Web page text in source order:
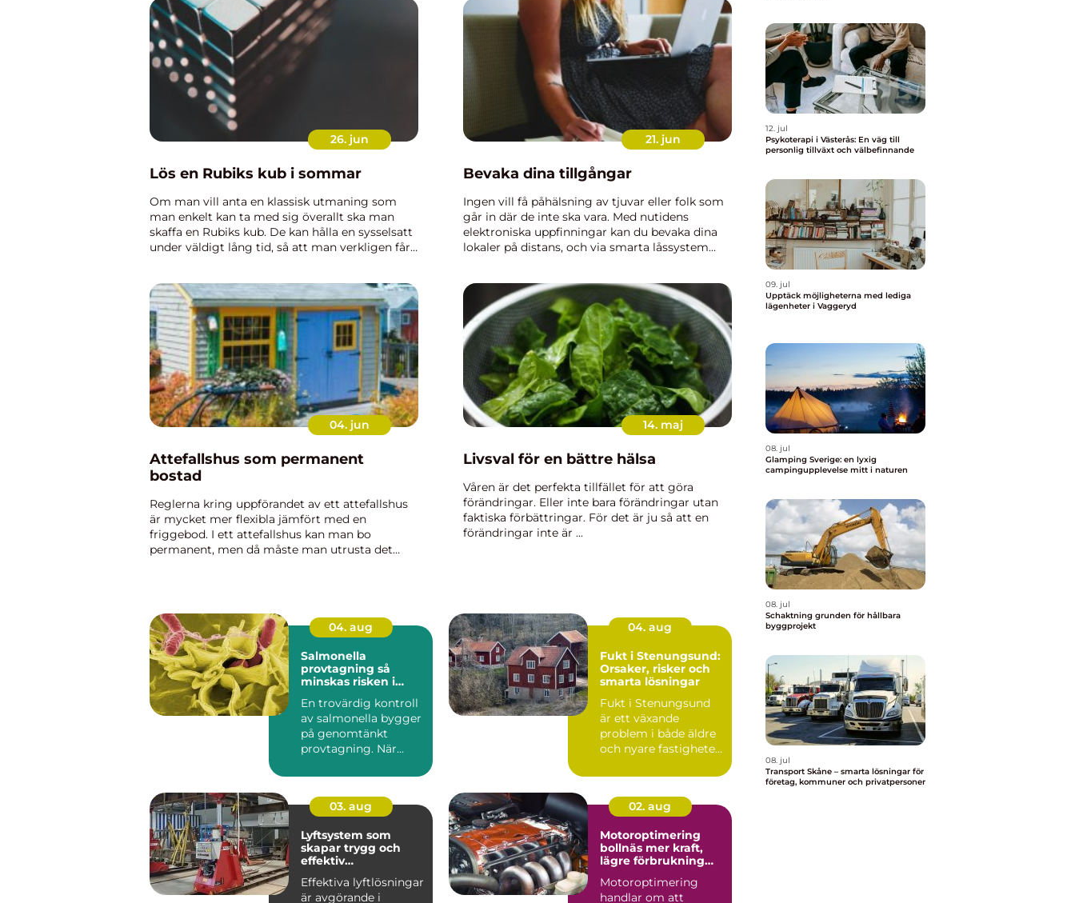
26. jun
Lös en Rubiks kub i sommar
Om man vill anta en klassisk utmaning som
man enkelt kan ta med sig överallt ska man
skaffa en Rubiks kub. De kan hålla en sysselsatt
under väldigt lång tid, så att man verkligen får
21. jun
Bevaka dina tillgångar
Ingen vill få påhälsning av tjuvar eller folk som
går in där de inte ska vara. Med nutidens
elektroniska uppfinningar kan du bevaka dina
lokaler på distans, och via smarta låssystem
04. jun
Attefallshus som permanent
bostad
Reglerna kring uppförandet av ett attefallshus
är mycket mer flexibla jämfört med en
friggebod. I ett attefallshus kan man bo
permanent, men då måste man utrusta det
14. maj
Livsval för en bättre hälsa
Våren är det perfekta tillfället för att göra
förändringar. Eller inte bara förändringar utan
faktiska förbättringar. För det är ju så att en
förändringar inte är ...
04. aug
Salmonella
provtagning så
minskas risken i
En trovärdig kontroll
av salmonella bygger
på genomtänkt
provtagning. När
i...
04. aug
Fukt i Stenungsund:
Orsaker, risker och
smarta lösningar
Fukt i Stenungsund
är ett växande
problem i både äldre
och nyare fastigheter,
03. aug
Lyftsystem som
skapar trygg och
effektiv
Effektiva lyftlösningar
är avgörande i
02. aug
Motoroptimering
bollnäs mer kraft,
lägre förbrukning
Motoroptimering
handlar om att
12. jul
Psykoterapi i Västerås: En väg till
personlig tillväxt och välbefinnande
09. jul
Upptäck möjligheterna med lediga
lägenheter i Vaggeryd
08. jul
Glamping Sverige: en lyxig
campingupplevelse mitt i naturen
08. jul
Schaktning grunden för hållbara
byggprojekt
08. jul
Transport Skåne – smarta lösningar för
företag, kommuner och privatpersoner